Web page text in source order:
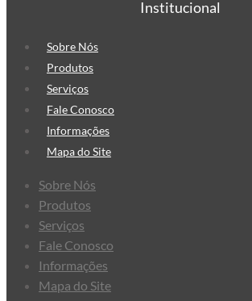
Personalizado
Correios
Institucional
Sobre Nós
Produtos
Serviços
Fale Conosco
Informações
Mapa do Site
Sobre Nós
Produtos
Serviços
Fale Conosco
Informações
Mapa do Site